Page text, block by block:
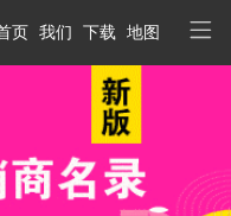
页 我们 下载 地图